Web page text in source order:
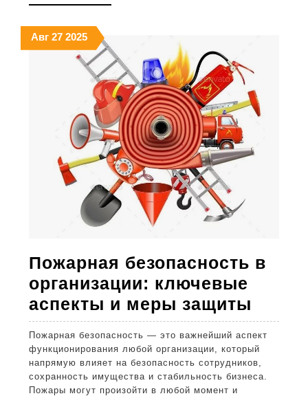
ДАЛЕЕ
Авг27.08.2025
2727.08.2025
202527.08.2025
Пожарная безопасность в
организации: ключевые
аспекты и меры защиты
в
Пожарная безопасность — это важнейший аспект
функционирования любой организации, который
напрямую влияет на безопасность сотрудников,
сохранность имущества и стабильность бизнеса.
Пожары могут произойти в любой момент и